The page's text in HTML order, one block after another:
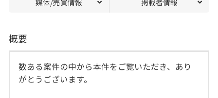
概要
数ある案件の中から本件をご覧いただき、あり
がとうございます。